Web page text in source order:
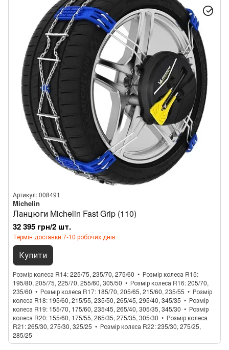
Артикул: 008491
Michelin
Ланцюги Michelin Fast Grip (110)
32 395 грн/2 шт.
Термін доставки 7-10 робочих днів
Купити
Розмір колеса R14 225/75, 235/70, 275/60
Розмір колеса R15
195/80, 205/75, 225/70, 255/60, 305/50
Розмір колеса R16 205/70,
235/60
Розмір колеса R17 185/70, 205/65, 215/60, 235/55
Розмір
колеса R18 195/60, 215/55, 235/50, 265/45, 295/40, 345/35
Розмір
колеса R19 155/70, 175/60, 235/45, 265/40, 305/35, 345/30
Розмір
колеса R20 155/60, 175/55, 265/35, 275/35, 305/30
Розмір колеса
R21 265/30, 275/30, 325/25 Розмір колеса R22 235/30, 275/25,
285/25